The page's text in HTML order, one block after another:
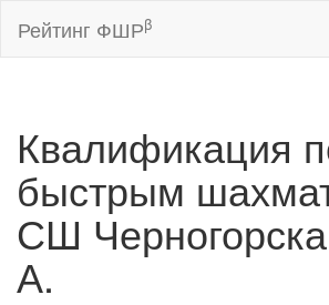
Рейтинг ФШРβ
Квалификация
быстрым
СШ
А.